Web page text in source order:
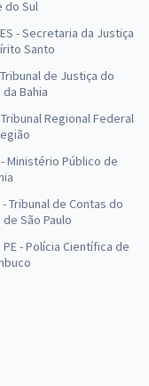
do Sul
- Secretaria da Justiça
Santo
Tribunal de Justiça do
Bahia
Tribunal Regional Federal
- Ministério Público de
- Tribunal de Contas do
São Paulo
- Polícia Científica de